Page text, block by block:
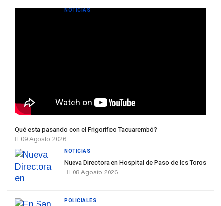
Qué esta pasando con el Frigorífico Tacuarembó?
09 Agosto 2026
NOTICIAS
Nueva Directora en Hospital de Paso de los Toros
08 Agosto 2026
NOTICIAS
POLICIALES